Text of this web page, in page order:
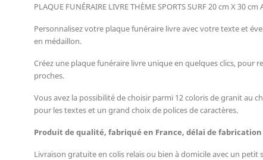
PLAQUE FUNÉRAIRE LIVRE THÈME SPORTS SURF20 cm X 30 cm
Personnalisez votre plaque funéraire livre avec votre texte et
en médaillon.
Créez une plaque funéraire livre unique en quelques clics, pour
proches.
Vous avez la possibilité de choisir parmi 12 coloris de granit au
pour les textes et un grand choix de polices de caractères.
Produit de qualité, fabriqué en France, délai de fabrication
Livraison gratuite en colis relais ou bien à domicile avec un petit